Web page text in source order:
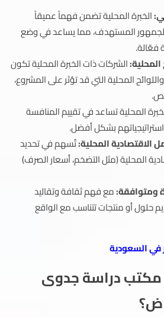
الخبرة المحلية تضمن فهماً عميقاً
المستهدف، مما يساعد في وضع
فعّالة.
الشركات ذات الخبرة المحلية تكون
المحلية التي قد تؤثر على المشروع،
المحلية تساعد في تقييم المنافسة
بشكل أفضل.
الاقتصادية المحلية:تُسهم في تحديد
المحلية (مثل التضخم، أسعار الصرف)
ومتوافقة:مع فهم ثقافة وتقاليد
حلول أو منتجات تتناسب مع الواقع
في السعودية
مكتب دراسة جدوى